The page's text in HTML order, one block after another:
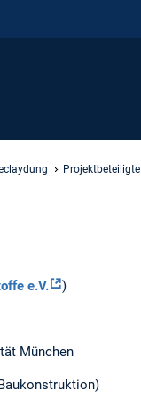
Projektbeteiligte
e.V. )
München